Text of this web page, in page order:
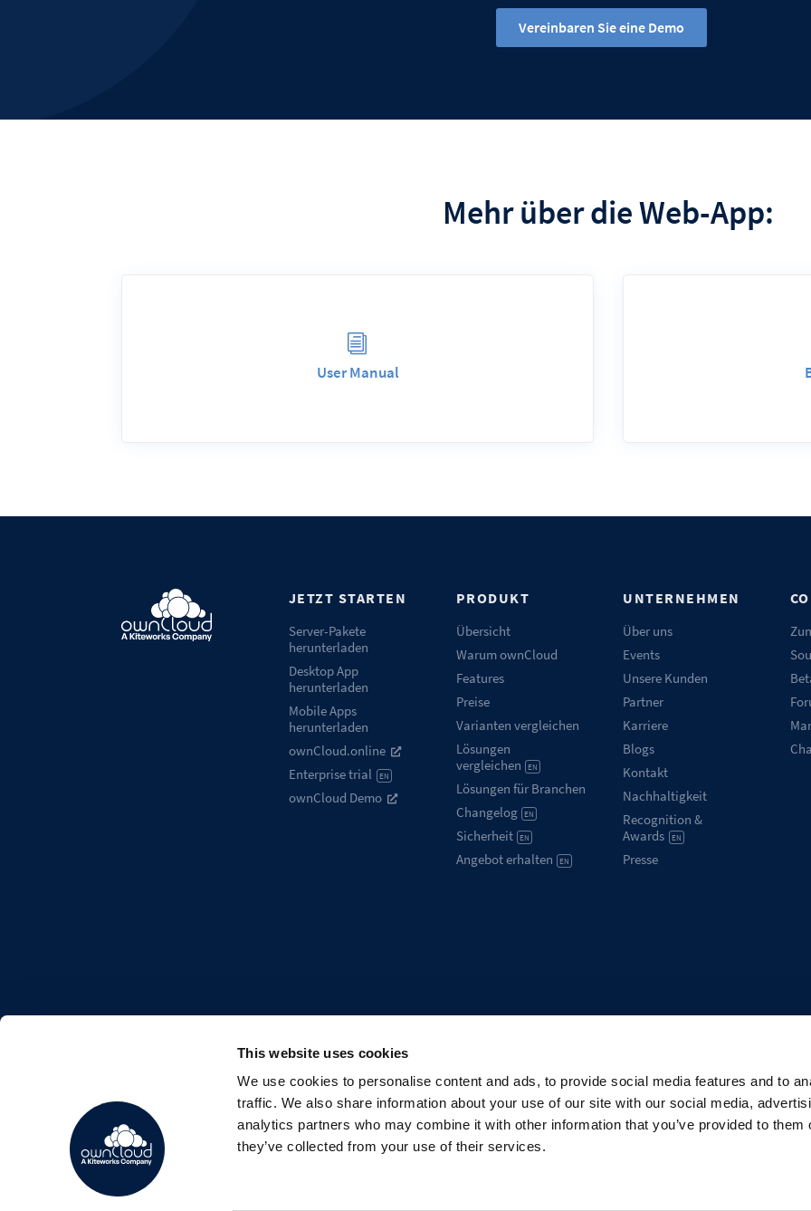
This website uses cookies
We use cookies to personalise content and ads, to provide social media features and to
traffic. We also share information about your use of our site with our social media,
analytics partners who may combine it with other information that you’ve provided to them
they’ve collected from your use of their services.
Vereinbaren Sie eine Demo
Mehr über die Web-App:
i
User Manual
JETZT STARTEN
Server-Pakete
herunterladen
Desktop App
herunterladen
Mobile Apps
herunterladen
ownCloud.online
Enterprise trial
EN
ownCloud Demo
PRODUKT
Übersicht
Warum ownCloud
Features
Preise
Varianten vergleichen
Lösungen
vergleichen
EN
Lösungen für Branchen
Changelog
EN
Sicherheit EN
Angebot erhalten EN
UNTERNEHMEN
Über uns
Events
Unsere Kunden
Partner
Karriere
Blogs
Kontakt
Nachhaltigkeit
Recognition &
Awards
EN
Presse